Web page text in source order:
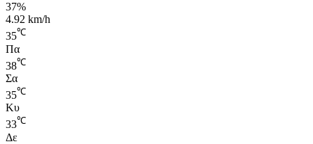
37%
4.92 km/h
35℃
Πα
38℃
Σα
35℃
Κυ
33℃
Δε